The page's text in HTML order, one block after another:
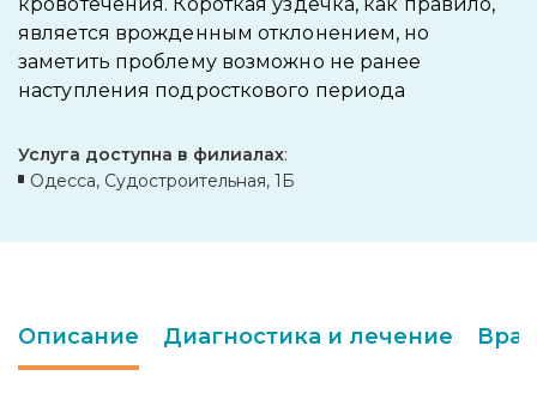
является врожденным отклонением, но
заметить проблему возможно не ранее
наступления подросткового периода
Услуга доступна в филиалах:
Одесса, Судостроительная, 1Б
Описание Диагностика и лечение